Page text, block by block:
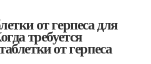
от герпеса для
требуется
от герпеса